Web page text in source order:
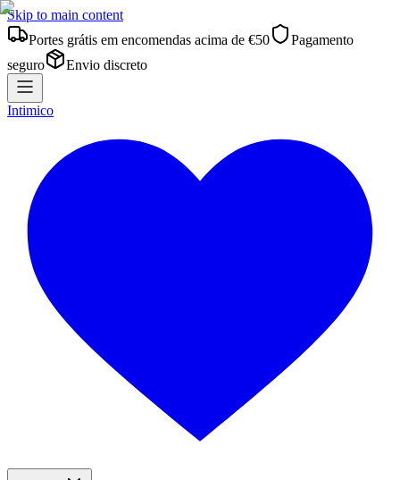
Skip to main content
Portes grátis em encomendas acima de €50
Pagamento
seguro
Envio discreto
Intimico